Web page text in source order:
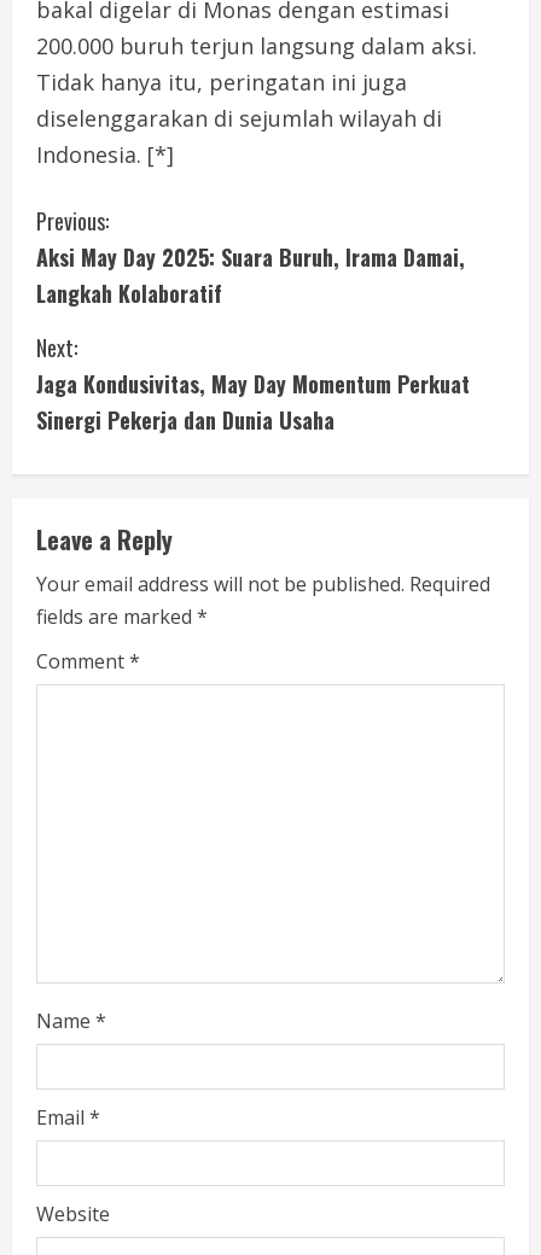
bakal digelar di Monas dengan estimasi
200.000 buruh terjun langsung dalam aksi.
Tidak hanya itu, peringatan ini juga
diselenggarakan di sejumlah wilayah di
Indonesia. [*]
C
o
n
t
i
n
u
e
R
e
Previous:
Aksi May Day 2025: Suara Buruh, Irama Damai,
Langkah Kolaboratif
Next:
Jaga Kondusivitas, May Day Momentum Perkuat
Sinergi Pekerja dan Dunia Usaha
Leave a Reply
Your email address will not be published. Required
fields are marked *
Comment*
Name *
Email *
Website